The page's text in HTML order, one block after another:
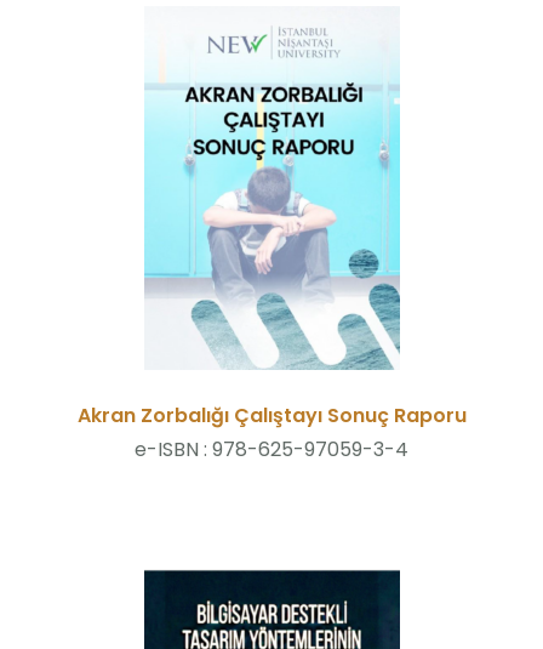
Akran Zorbalığı Çalıştayı Sonuç Raporu
e-ISBN : 978-625-97059-3-4